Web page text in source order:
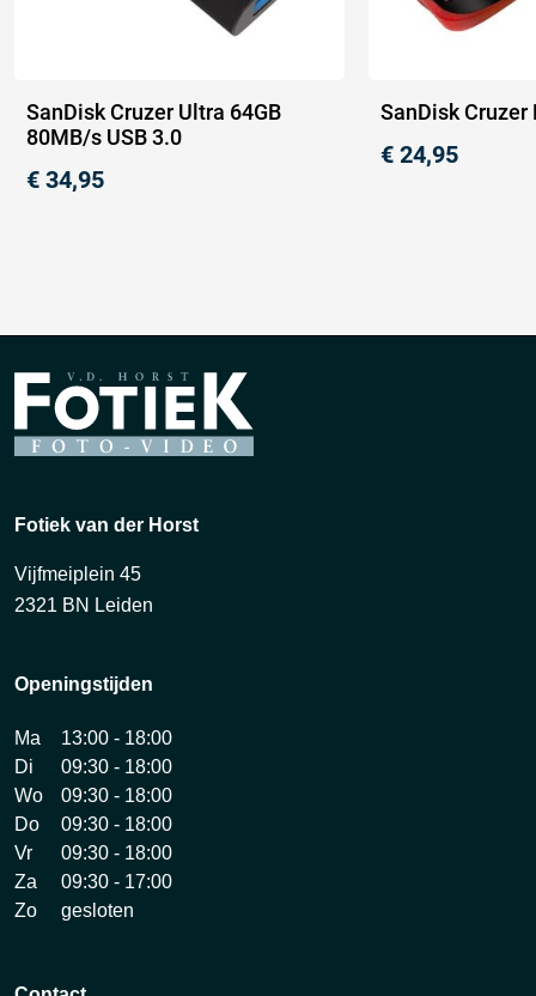
SanDisk Cruzer Ultra 64GB
80MB/s USB 3.0
€ 34,95
SanDisk Cruzer
€ 24,95
Fotiek van der Horst
Vijfmeiplein 45
2321 BN Leiden
Openingstijden
Ma
13:00 - 18:00
Di
09:30 - 18:00
Wo
09:30 - 18:00
Do
09:30 - 18:00
Vr
09:30 - 18:00
Za
09:30 - 17:00
Zo
gesloten